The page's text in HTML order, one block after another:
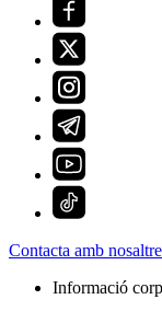
Contacta amb
Informació